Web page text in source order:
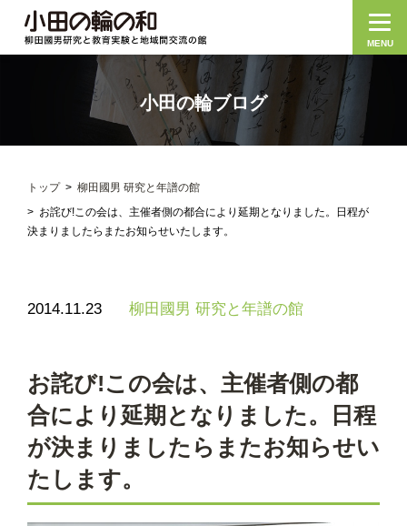
MENU
小田の輪ブログ
トップ
柳田國男 研究と年譜の館
お詫び!この会は、主催者側の都合により延期となりました。日程が
決まりましたらまたお知らせいたします。
2014.11.23 柳田國男 研究と年譜の館
お詫び!この会は、主催者側の都
合により延期となりました。日程
が決まりましたらまたお知らせい
たします。